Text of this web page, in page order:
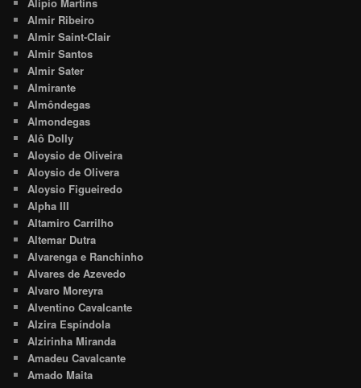
Almir Ribeiro
Almir Saint-Clair
Almir Santos
Almir Sater
Almirante
Almôndegas
Almondegas
Alô Dolly
Aloysio de Oliveira
Aloysio de Olivera
Aloysio Figueiredo
Alpha III
Altamiro Carrilho
Altemar Dutra
Alvarenga e Ranchinho
Alvares de Azevedo
Alvaro Moreyra
Alventino Cavalcante
Alzira Espíndola
Alzirinha Miranda
Amadeu Cavalcante
Amado Maita